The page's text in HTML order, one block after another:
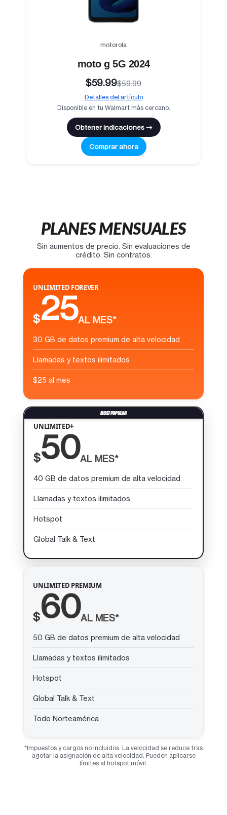
motorola
moto g 5G 2024
$59.99$59.99
Detalles del artículo
Disponible en tu Walmart más cercano.
Obtener indicaciones →
Comprar ahora
PLANES MENSUALES
Sin aumentos de precio. Sin evaluaciones de
crédito. Sin contratos.
UNLIMITED FOREVER
$25AL MES*
30 GB de datos premium de alta velocidad
Llamadas y textos ilimitados
$25 al mes
UNLIMITED+
$50AL MES*
40 GB de datos premium de alta velocidad
Llamadas y textos ilimitados
Hotspot
Global Talk & Text
UNLIMITED PREMIUM
$60AL MES*
50 GB de datos premium de alta velocidad
Llamadas y textos ilimitados
Hotspot
Global Talk & Text
Todo Norteamérica
*Impuestos y cargos no incluidos. La velocidad se reduce tras
agotar la asignación de alta velocidad. Pueden aplicarse
límites al hotspot móvil.